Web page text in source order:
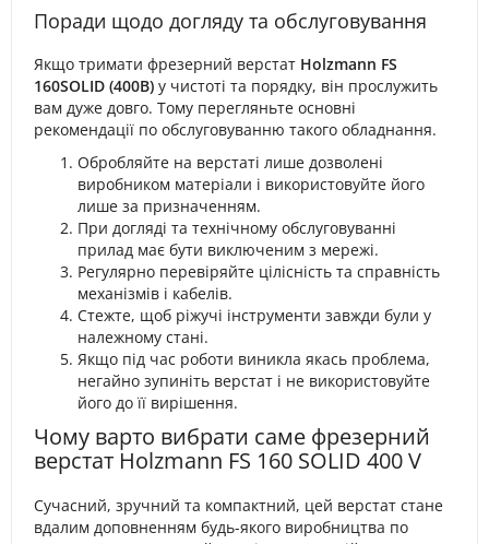
Поради щодо догляду та обслуговування
Якщо тримати фрезерний верстат Holzmann FS
160SOLID (400В) у чистоті та порядку, він прослужить
вам дуже довго. Тому перегляньте основні
рекомендації по обслуговуванню такого обладнання.
Обробляйте на верстаті лише дозволені
виробником матеріали і використовуйте його
лише за призначенням.
При догляді та технічному обслуговуванні
прилад має бути виключеним з мережі.
Регулярно перевіряйте цілісність та справність
механізмів і кабелів.
Стежте, щоб ріжучі інструменти завжди були у
належному стані.
Якщо під час роботи виникла якась проблема,
негайно зупиніть верстат і не використовуйте
його до її вирішення.
Чому варто вибрати саме фрезерний
верстат Holzmann FS 160 SOLID 400 V
Сучасний, зручний та компактний, цей верстат стане
вдалим доповненням будь-якого виробництва по